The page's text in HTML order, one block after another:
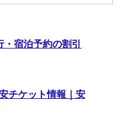
・宿泊予約の割引
チケット情報｜安